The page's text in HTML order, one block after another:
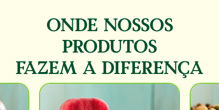
ONDE NOSSOS
PRODUTOS
FAZEM A DIFERENÇA